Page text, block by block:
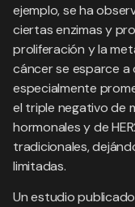
ejemplo, se ha
ciertas enzimas y
proliferación y la
cáncer se esparce
especialmente
el triple negativo de
hormonales y de
tradicionales,
limitadas.
Un estudio